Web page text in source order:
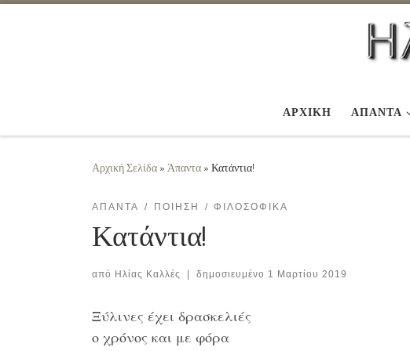
ΑΡΧΙΚΗ ΆΠΑΝΤΑ
Αρχική Σελίδα » Άπαντα » Κατάντια!
ΆΠΑΝΤΑ ΠΟΊΗΣΗ ΦΙΛΟΣΟΦΙΚΆ
Κατάντια!
από Ηλίας Καλλές | δημοσιευμένο 1 Μαρτίου 2019
Ξύλινες έχει δρασκελιές
ο χρόνος και με φόρα